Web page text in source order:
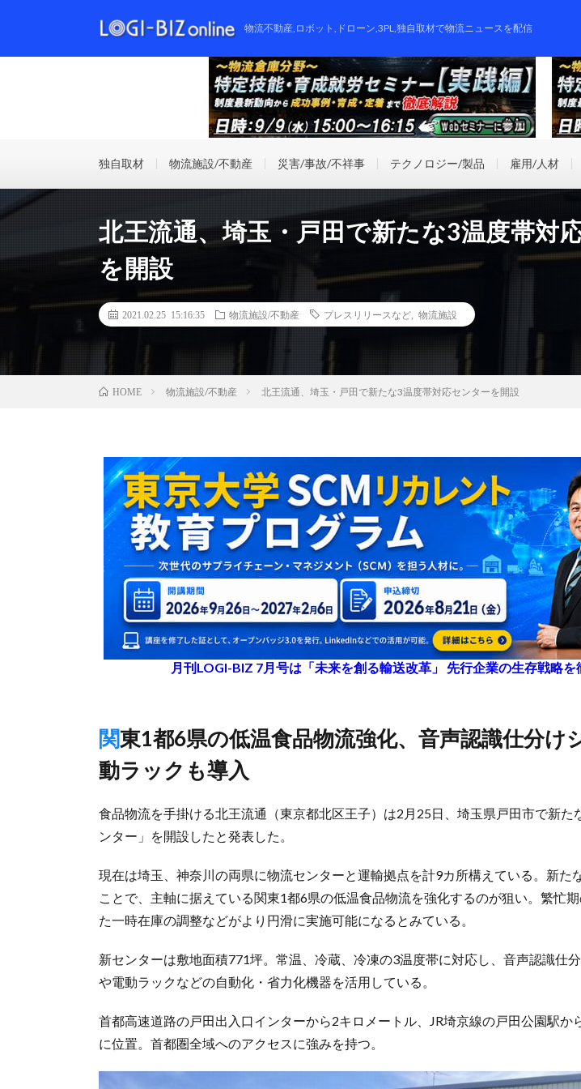
物流不動産,ロボット,ドローン,3PL,独自取材で物流ニュースを配信
独自取材 物流施設/不動産 災害/事故/不祥事 テクノロジー/製品 雇用/人材
北王流通、埼玉・戸田で新たな3温度帯対
を開設
2021.02.25 15:16:35 物流施設/不動産 プレスリリースなど 物流施設
HOME 物流施設/不動産 北王流通、埼玉・戸田で新たな3温度帯対応センターを開設
月刊LOGI-BIZ 7月号は「未来を創る輸送改革」 先行企業の生存戦略を
関東1都6県の低温食品物流強化、音声認識仕分けシステムや電
動ラックも導入
食品物流を手掛ける北王流通（東京都北区王子）は2月25日、埼玉県戸田市で新た
ンター」を開設したと発表した。
現在は埼玉、神奈川の両県に物流センターと運輸拠点を計9カ所構えている。新た
ことで、主軸に据えている関東1都6県の低温食品物流を強化するのが狙い。繁忙
た一時在庫の調整などがより円滑に実施可能になるとみている。
新センターは敷地面積771坪。常温、冷蔵、冷凍の3温度帯に対応し、音声認識仕分
や電動ラックなどの自動化・省力化機器を活用している。
首都高速道路の戸田出入口インターから2キロメートル、JR埼京線の戸田公園駅か
に位置。首都圏全域へのアクセスに強みを持つ。